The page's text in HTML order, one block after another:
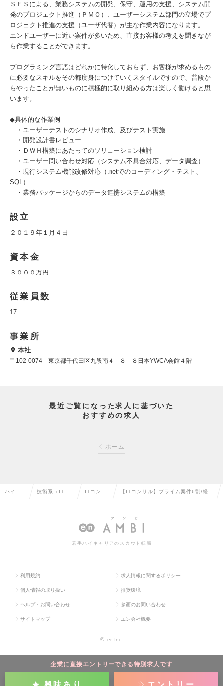
ＳＥＳによる、業務システムの開発、保守、運用の支援、システム開
発のプロジェクト推進（ＰＭＯ）、ユーザーシステム部門の立場でプ
ロジェクト推進の支援（ユーザ代替）が主な作業内容になります。
エンドユーザーに近い案件が多いため、直接お客様の考えを聞きなが
ら作業することができます。
プログラミング言語はどれかに特化しておらず、お客様が求めるもの
に必要なスキルをその都度身につけていくスタイルですので、普段か
らやったことが無いものに積極的に取り組める方は楽しく働けると思
います。
◆具体的な作業例
・ユーザーテストのシナリオ作成、及びテスト実施
・開発設計書レビュー
・ＤＷＨ構築にあたってのソリューション検討
・ユーザー問い合わせ対応（システム不具合対応、データ調査）
・現行システム機能改修対応（.netでのコーディング・テスト、
SQL）
・業務パッケージからのデータ連携システムの構築
設立
２０１９年１月４日
資本金
３０００万円
従業員数
17
事業所
本社
〒102-0074 東京都千代田区九段南４－８－８日本YWCA会館４階
最近ご覧になった求人に基づいた
おすすめの求人
ホーム
企業に直接エントリーできる特別求人です
興味あり エントリー
ハイク 技術系（IT・ ITコンサ
の転職
【ITコンサル】プライム案件6割/経験
ありの求人情報
若手ハイキャリアのスカウト転職
利用規約 求人情報に関するポリシー
個人情報の取り扱い 推奨環境
ヘルプ・お問い合わせ 参画のお問い合わせ
サイトマップ エン会社概要
© en Inc.